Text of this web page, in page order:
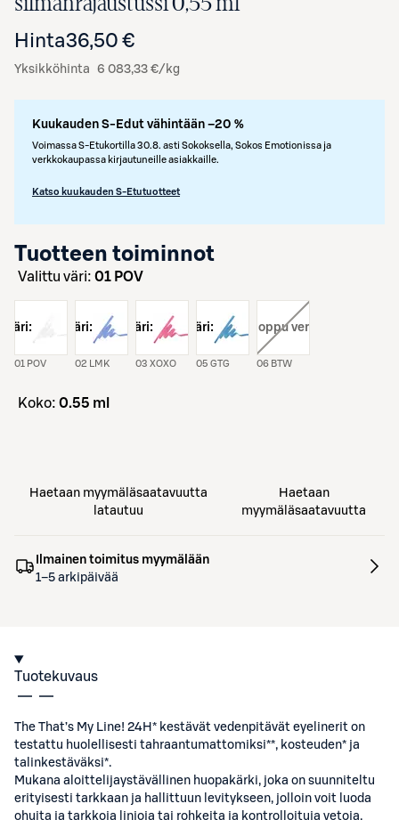
Hinta36,50 €
Yksikköhinta 6 083,33 €/kg
Kuukauden S-Edut vähintään –20 %
Voimassa S-Etukortilla 30.8. asti Sokoksella, Sokos Emotionissa ja
verkkokaupassa kirjautuneille asiakkaille.
Katso kuukauden S-Etutuotteet
Tuotteen toiminnot
Valittu väri: 01 POV
väri:
01 POV
väri:
02 LMK
väri:
03 XOXO
väri:
05 GTG
väri: , loppu verkosta
06 BTW
koko: 0.55 ml
Haetaan myymäläsaatavuutta
latautuu
Haetaan
myymäläsaatavuutta
Ilmainen toimitus myymälään
1–5 arkipäivää
Tuotekuvaus
The That’s My Line! 24H* kestävät vedenpitävät eyelinerit on
testattu huolellisesti tahraantumattomiksi**, kosteuden* ja
talinkestäväksi*.
Mukana aloittelijaystävällinen huopakärki, joka on suunniteltu
erityisesti tarkkaan ja hallittuun levitykseen, jolloin voit luoda
ohuita ja tarkkoja linjoja tai rohkeita ja kontrolloituja vetoja.